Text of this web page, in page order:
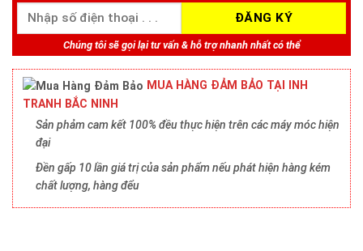
Chúng tôi sẽ gọi lại tư vấn & hỗ trợ nhanh nhất có thể
MUA HÀNG ĐẢM BẢO TẠI INH
TRANH BẮC NINH
Sản phảm cam kết 100% đều thực hiện trên các máy móc hiện
đại
Đền gấp 10 lần giá trị của sản phẩm nếu phát hiện hàng kém
chất lượng, hàng đểu